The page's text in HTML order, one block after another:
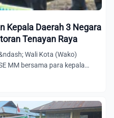
Kepala Daerah 3 Negara
Tenayan Raya
Wali Kota (Wako)
MM bersama para kepala